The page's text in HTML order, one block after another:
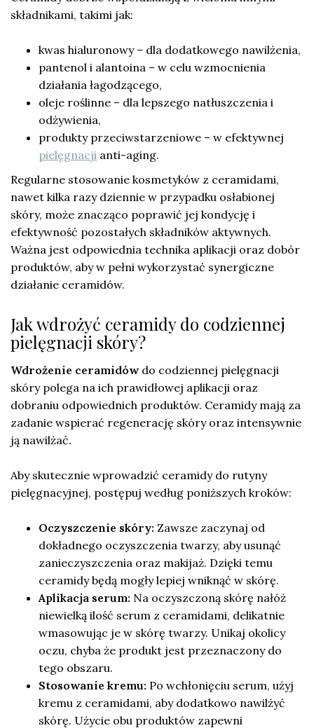
składnikami, takimi jak:
kwas hialuronowy – dla dodatkowego nawilżenia,
pantenol i alantoina – w celu wzmocnienia
działania łagodzącego,
oleje roślinne – dla lepszego natłuszczenia i
odżywienia,
produkty przeciwstarzeniowe – w efektywnej
pielęgnacji anti-aging.
Regularne stosowanie kosmetyków z ceramidami,
nawet kilka razy dziennie w przypadku osłabionej
skóry, może znacząco poprawić jej kondycję i
efektywność pozostałych składników aktywnych.
Ważna jest odpowiednia technika aplikacji oraz dobór
produktów, aby w pełni wykorzystać synergiczne
działanie ceramidów.
Jak wdrożyć ceramidy do codziennej
pielęgnacji skóry?
Wdrożenie ceramidów do codziennej pielęgnacji
skóry polega na ich prawidłowej aplikacji oraz
dobraniu odpowiednich produktów. Ceramidy mają za
zadanie wspierać regenerację skóry oraz intensywnie
ją nawilżać.
Aby skutecznie wprowadzić ceramidy do rutyny
pielęgnacyjnej, postępuj według poniższych kroków:
Oczyszczenie skóry: Zawsze zaczynaj od
dokładnego oczyszczenia twarzy, aby usunąć
zanieczyszczenia oraz makijaż. Dzięki temu
ceramidy będą mogły lepiej wniknąć w skórę.
Aplikacja serum: Na oczyszczoną skórę nałóż
niewielką ilość serum z ceramidami, delikatnie
wmasowując je w skórę twarzy. Unikaj okolicy
oczu, chyba że produkt jest przeznaczony do
tego obszaru.
Stosowanie kremu: Po wchłonięciu serum, użyj
kremu z ceramidami, aby dodatkowo nawilżyć
skórę. Użycie obu produktów zapewni